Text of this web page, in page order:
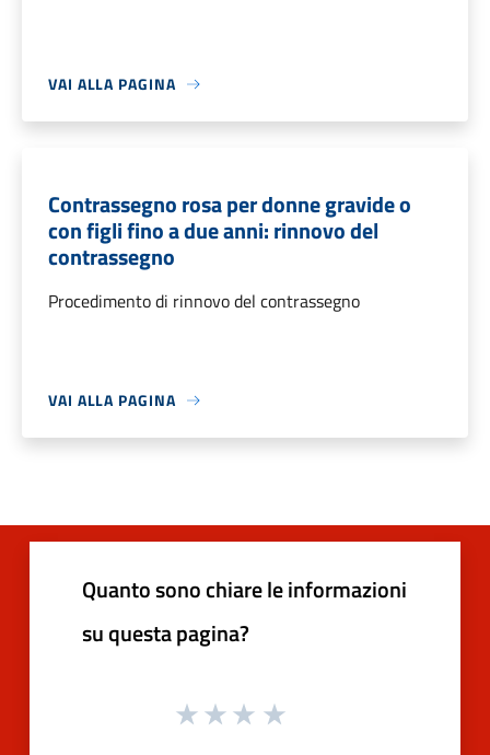
VAI ALLA PAGINA
Contrassegno rosa per donne gravide o
con figli fino a due anni: rinnovo del
contrassegno
Procedimento di rinnovo del contrassegno
VAI ALLA PAGINA
Quanto sono chiare le informazioni
su questa pagina?